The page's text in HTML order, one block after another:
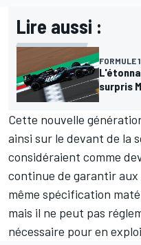
Lire aussi :
FORMULE 1
surpris
Cette nouvelle
ainsi sur le devant de la
considéraient comme
continue de garantir aux
même spécification
mais il ne peut pas
nécessaire pour en